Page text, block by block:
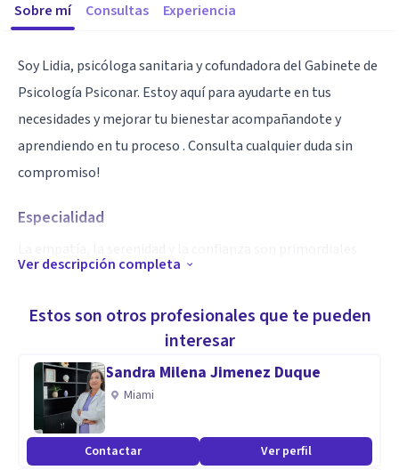
Sobre mí Consultas Experiencia
Soy Lidia, psicóloga sanitaria y cofundadora del Gabinete de
Psicología Psiconar. Estoy aquí para ayudarte en tus
necesidades y mejorar tu bienestar acompañandote y
aprendiendo en tu proceso . Consulta cualquier duda sin
compromiso!
Especialidad
trabajando mano a mano con el paciente para encontrar
decide acudir al psicólogo.
Aptitudes
Psicóloga general sanitaria
Especializada en psicooncología y cuidados paliativos
Mindfulness
Ver descripción completa
Estos son otros profesionales que te pueden
interesar
Sandra Milena Jimenez Duque
Miami
Contactar Ver perfil